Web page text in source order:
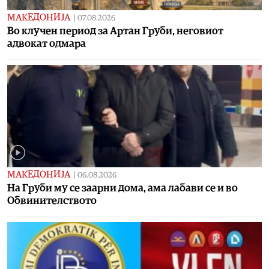
МАКЕДОНИЈА 07.08.2026
Во клучен период за Артан Груби, неговиот
адвокат одмара
МАКЕДОНИЈА 06.08.2026
На Груби му се заарни дома, ама лабави се и во
Обвинителството